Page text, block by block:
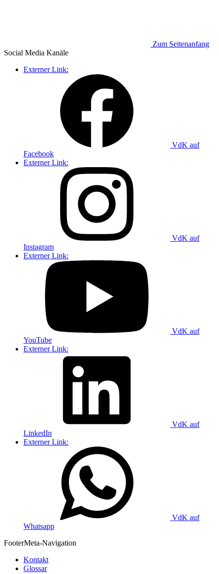
Zum Seitenanfang
Social Media Kanäle
Externer Link:
VdK auf
Facebook
Externer Link:
VdK auf
Instagram
Externer Link:
VdK auf
YouTube
Externer Link:
VdK auf
LinkedIn
Externer Link:
VdK auf
Whatsapp
FooterMeta-Navigation
Kontakt
Glossar